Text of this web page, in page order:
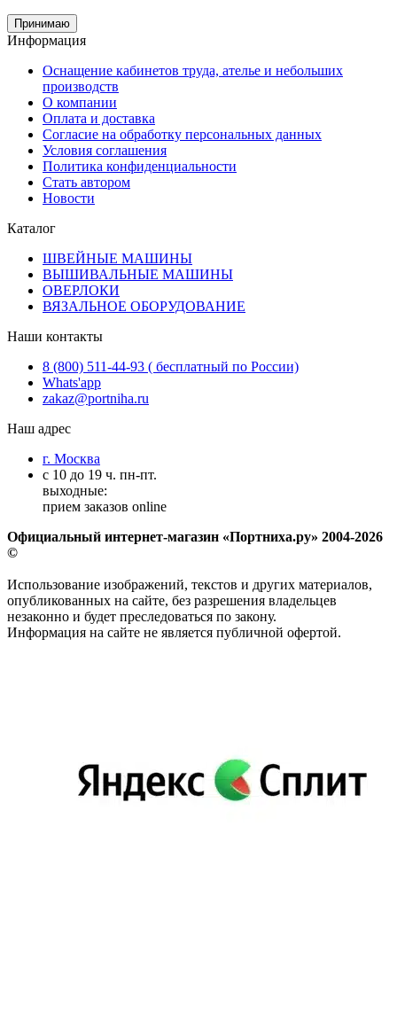
Принимаю
Информация
Оснащение кабинетов труда, ателье и небольших
производств
О компании
Оплата и доставка
Согласие на обработку персональных данных
Условия соглашения
Политика конфиденциальности
Стать автором
Новости
Каталог
ШВЕЙНЫЕ МАШИНЫ
ВЫШИВАЛЬНЫЕ МАШИНЫ
ОВЕРЛОКИ
ВЯЗАЛЬНОЕ ОБОРУДОВАНИЕ
Наши контакты
8 (800) 511-44-93 ( бесплатный по России)
Whats'app
zakaz@portniha.ru
Наш адрес
г. Москва
с 10 до 19 ч. пн-пт.
выходные:
прием заказов online
Официальный интернет-магазин «Портниха.ру» 2004-2026
©
Использование изображений, текстов и других материалов,
опубликованных на сайте, без разрешения владельцев
незаконно и будет преследоваться по закону.
Информация на сайте не является публичной офертой.